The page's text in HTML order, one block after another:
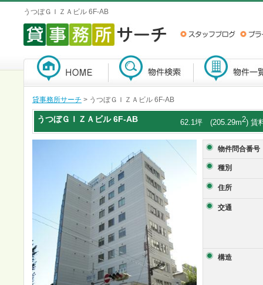
うつぼＧＩＺＡビル 6F-AB
貸事務所サーチ > うつぼＧＩＺＡビル 6F-AB
うつぼＧＩＺＡビル6F-AB 62.1坪 (205.29m2) 賃
物件問合番号
種別
住所
交通
構造